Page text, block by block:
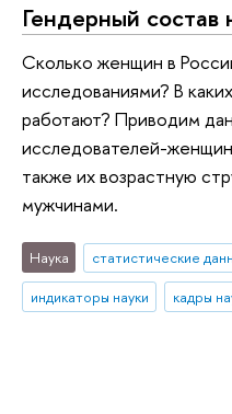
Гендерный состав
Сколько женщин в
исследованиями? В
работают? Приводим
исследователей-
также их возрастную
мужчинами.
Наука статистические
индикаторы науки
кадры